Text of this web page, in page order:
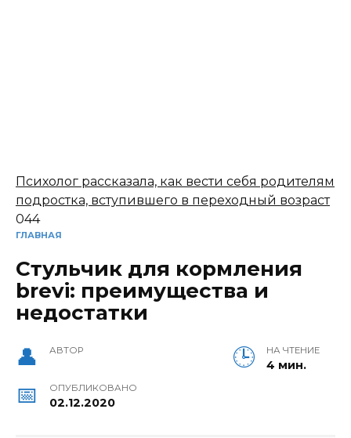
ГЛАВНАЯ
Стульчик для кормления
brevi: преимущества и
недостатки
АВТОР НА ЧТЕНИЕ
4 мин.
ОПУБЛИКОВАНО
02.12.2020
Психолог рассказала, как вести себя родителям
подростка, вступившего в переходный возраст
044